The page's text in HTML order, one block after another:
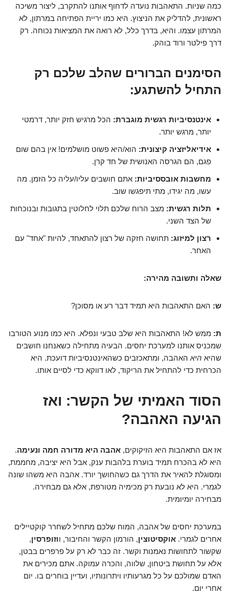
כמה שניות. התאהבות נועדה לדחוף אותנו להתקרב, ליצור משיכה
ראשונית, להדליק את הניצוץ. היא כמו יריית הפתיחה במרתון, לא
המרתון עצמו. והיא, בדרך כלל, לא רואה את המציאות נכוחה. רק
דרך פילטר ורוד בוהק.
הסימנים הברורים שהלב שלכם רק
התחיל להשתגע:
אינטנסיביות רגשית מוגברת: הכל מרגיש חזק יותר, דרמטי
יותר, מרגש יותר.
אידיאליזציה קיצונית: הוא/היא פשוט מושלמים! אין בהם שום
פגם, הם הגרסה האנושית של חד קרן.
מחשבות אובססיביות: אתם חושבים עליו/עליה כל הזמן. מה
עשו, מה יגידו, מתי תיפגשו שוב.
תלות רגשית: מצב הרוח שלכם תלוי לחלוטין בתגובות ובנוכחות
של הצד השני.
רצון למיזוג: תחושה חזקה של רצון להתאחד, להיות "אחד" עם
האחר.
שאלה ותשובה מהירה:
ש: האם התאהבות היא תמיד דבר רע או מסוכן?
ת: ממש לא! התאהבות היא שלב טבעי ונפלא. היא כמו מנוע הטורבו
שמכניס אותנו למערכת יחסים. הבעיה מתחילה כשאנחנו חושבים
שהיא היא האהבה, ומתאכזבים כשהאינטנסיביות דועכת. היא
הכרחית כדי להתחיל את הריקוד, לאו דווקא כדי לסיים אותו.
הסוד האמיתי של הקשר: ואז
הגיעה האהבה?
אז אם התאהבות היא הזיקוקים, אהבה היא מדורה חמה ונעימה.
היא לא בהכרח תמיד בוערת בלהבות ענק, אבל היא יציבה, מחממת,
ומסוגלת להאיר את הדרך גם כשהחושך יורד. אהבה היא משהו שונה
לגמרי. היא לא נובעת רק מכימיה מטורפת, אלא גם מבחירה.
מבחירה יומיומית.
במערכת יחסים של אהבה, המוח שלכם מתחיל לשחרר קוקטיילים
אחרים לגמרי. אוקסיטוצין, הורמון הקשר והחיבור, ווזופרסין,
שקשור לתחושות נאמנות וקשר. זה כבר לא רק על פרפרים בבטן,
אלא על תחושת ביטחון, שלווה, והכרה עמוקה. אתם מכירים את
האדם שמולכם על כל מגרעותיו ויתרונותיו, ועדיין בוחרים בו. יום
אחרי יום.